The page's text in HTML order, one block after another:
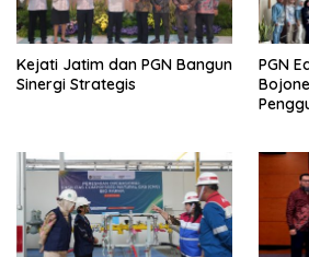
Kejati Jatim dan PGN Bangun
Sinergi Strategis
PGN